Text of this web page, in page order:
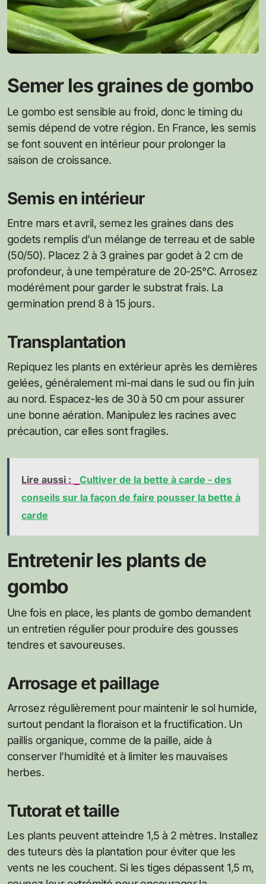
Semer les graines de gombo
Le gombo est sensible au froid, donc le timing du
semis dépend de votre région. En France, les semis
se font souvent en intérieur pour prolonger la
saison de croissance.
Semis en intérieur
Entre mars et avril, semez les graines dans des
godets remplis d’un mélange de terreau et de sable
(50/50). Placez 2 à 3 graines par godet à 2 cm de
profondeur, à une température de 20-25°C. Arrosez
modérément pour garder le substrat frais. La
germination prend 8 à 15 jours.
Transplantation
Repiquez les plants en extérieur après les dernières
gelées, généralement mi-mai dans le sud ou fin juin
au nord. Espacez-les de 30 à 50 cm pour assurer
une bonne aération. Manipulez les racines avec
précaution, car elles sont fragiles.
Lire aussi :
Cultiver de la bette à carde - des
conseils sur la façon de faire pousser la bette à
carde
Entretenir les plants de
gombo
Une fois en place, les plants de gombo demandent
un entretien régulier pour produire des gousses
tendres et savoureuses.
Arrosage et paillage
Arrosez régulièrement pour maintenir le sol humide,
surtout pendant la floraison et la fructification. Un
paillis organique, comme de la paille, aide à
conserver l’humidité et à limiter les mauvaises
herbes.
Tutorat et taille
Les plants peuvent atteindre 1,5 à 2 mètres. Installez
des tuteurs dès la plantation pour éviter que les
vents ne les couchent. Si les tiges dépassent 1,5 m,